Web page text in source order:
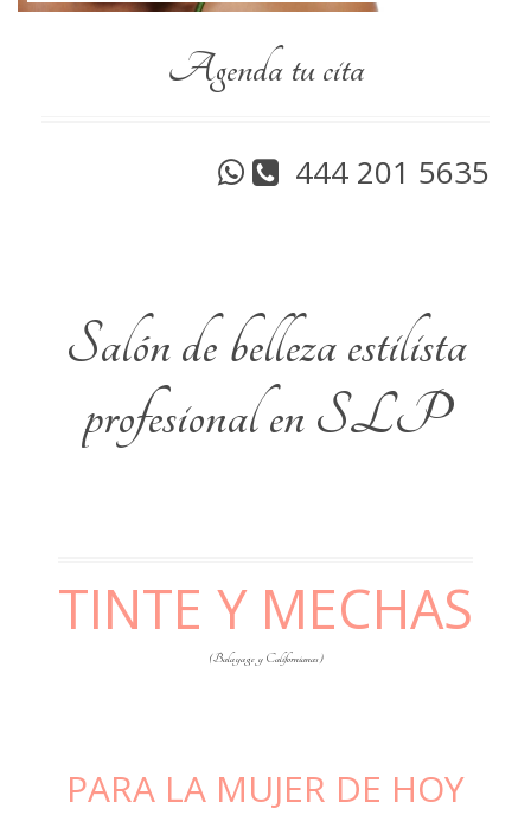
Agenda tu cita
444 201 5635
Salón de belleza estilista
profesional en SLP
TINTE Y MECHAS
(Balayage y Californianas)
PARA LA MUJER DE HOY